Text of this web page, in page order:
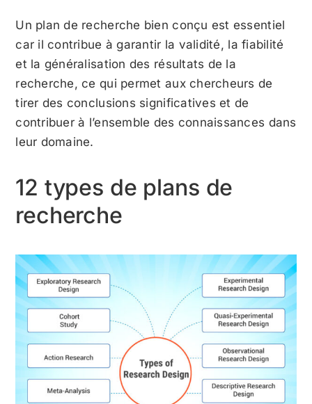
Un plan de recherche bien conçu est essentiel
car il contribue à garantir la validité, la fiabilité
et la généralisation des résultats de la
recherche, ce qui permet aux chercheurs de
tirer des conclusions significatives et de
contribuer à l’ensemble des connaissances dans
leur domaine.
12 types de plans de
recherche